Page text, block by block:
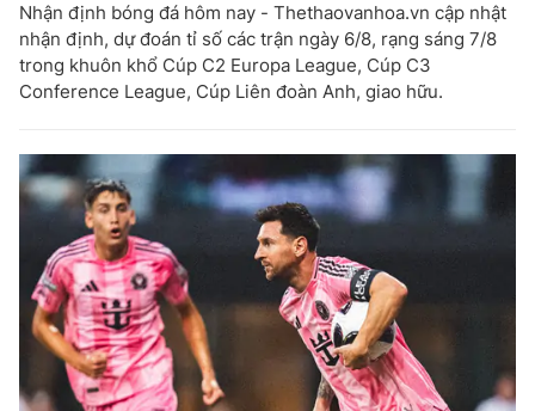
Nhận định bóng đá hôm nay - Thethaovanhoa.vn cập nhật
nhận định, dự đoán tỉ số các trận ngày 6/8, rạng sáng 7/8
trong khuôn khổ Cúp C2 Europa League, Cúp C3
Conference League, Cúp Liên đoàn Anh, giao hữu.